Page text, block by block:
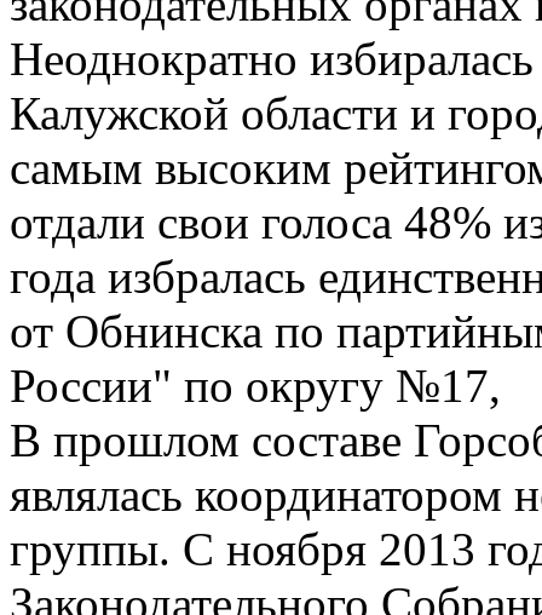
Неоднократно
Калужской области и
самым высоким
отдали свои голоса 48%
года избралась
от Обнинска по
России" по округу №17,
В прошлом составе
являлась координатором
группы. С ноября 2013
Законодательного